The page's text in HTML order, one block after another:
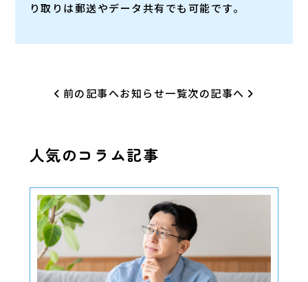
り取りは郵送やデータ共有でも可能です。
前の記事へお知らせ一覧次の記事へ
人気のコラム記事